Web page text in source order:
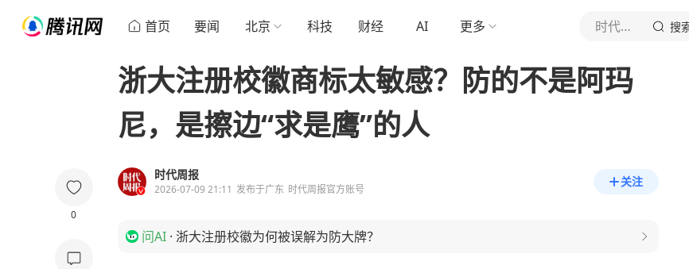
首页 要闻 北京 科技 财经 AI 更多 时代周报 搜
0
浙大注册校徽商标太敏感？防的不是阿玛
尼，是擦边“求是鹰”的人
时代周报
2026-07-09 21:11 发布于广东 时代周报官方账号
关注
问AI · 浙大注册校徽为何被误解为防大牌？